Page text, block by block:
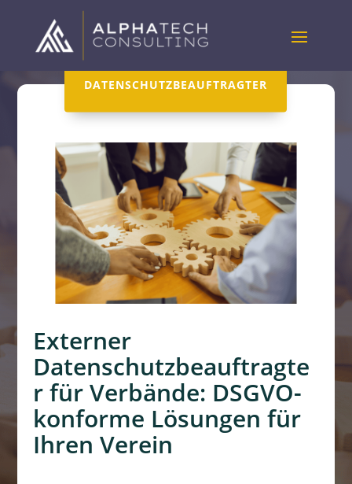
DATENSCHUTZBEAUFTRAGTER
Externer
Datenschutzbeauftragte
r für Verbände: DSGVO-
konforme Lösungen für
Ihren Verein